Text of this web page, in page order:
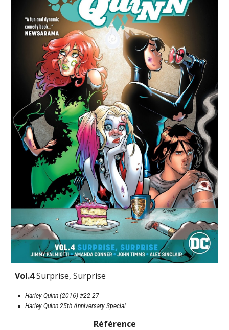
Vol.4 Surprise, Surprise
Harley Quinn (2016) #22-27
Harley Quinn 25th Anniversary Special
Référence